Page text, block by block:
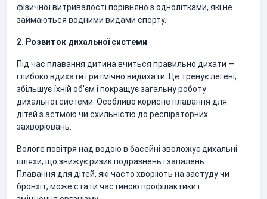
фізичної витривалості порівняно з однолітками, які не
займаються водними видами спорту.
2. Розвиток дихальної системи
Під час плавання дитина вчиться правильно дихати —
глибоко вдихати і ритмічно видихати. Це тренує легені,
збільшує їхній об'єм і покращує загальну роботу
дихальної системи. Особливо корисне плавання для
дітей з астмою чи схильністю до респіраторних
захворювань.
Вологе повітря над водою в басейні зволожує дихальні
шляхи, що знижує ризик подразнень і запалень.
Плавання для дітей, які часто хворіють на застуду чи
бронхіт, може стати частиною профілактики і